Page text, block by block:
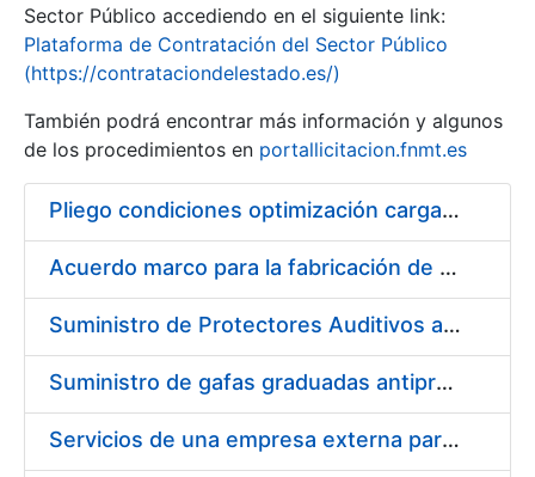
Mostra/Amaga
Sector Público accediendo en el siguiente link:
Plataforma de Contratación del Sector Público
(https://contrataciondelestado.es/)
También podrá encontrar más información y algunos
de los procedimientos en portallicitacion.fnmt.es
Pliego condiciones optimización cargas compras firmado
Acuerdo marco para la fabricación de piezas
Suministro de Protectores Auditivos a medida para las personas trabajadoras de los Centros de Trabajo de Madrid y Burgos
Suministro de gafas graduadas antiproyecciones para los trabajadores de la FNMT-RCM en los centros de trabajo de Madrid y Burgos
Servicios de una empresa externa para el asesoramiento y resolución de los recursos de alzada que se presentan relacionados con procesos de selección para la FNMT-RCM